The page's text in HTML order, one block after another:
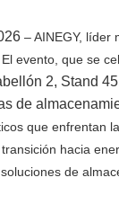
– AINEGY, líder
. El evento, que se
2, Stand
de
que enfrentan
hacia